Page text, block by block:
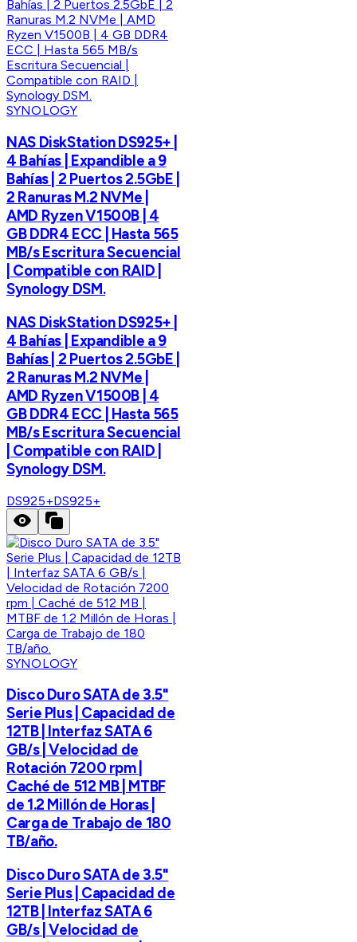
SYNOLOGY
NAS DiskStation DS925+ |
4 Bahías | Expandible a 9
Bahías | 2 Puertos 2.5GbE |
2 Ranuras M.2 NVMe |
AMD Ryzen V1500B | 4
GB DDR4 ECC | Hasta 565
MB/s Escritura Secuencial
| Compatible con RAID |
Synology DSM.
NAS DiskStation DS925+ |
4 Bahías | Expandible a 9
Bahías | 2 Puertos 2.5GbE |
2 Ranuras M.2 NVMe |
AMD Ryzen V1500B | 4
GB DDR4 ECC | Hasta 565
MB/s Escritura Secuencial
| Compatible con RAID |
Synology DSM.
DS925+DS925+
SYNOLOGY
Disco Duro SATA de 3.5"
Serie Plus | Capacidad de
12TB | Interfaz SATA 6
GB/s | Velocidad de
Rotación 7200 rpm |
Caché de 512 MB | MTBF
de 1.2 Millón de Horas |
Carga de Trabajo de 180
TB/año.
Disco Duro SATA de 3.5"
Serie Plus | Capacidad de
12TB | Interfaz SATA 6
GB/s | Velocidad de